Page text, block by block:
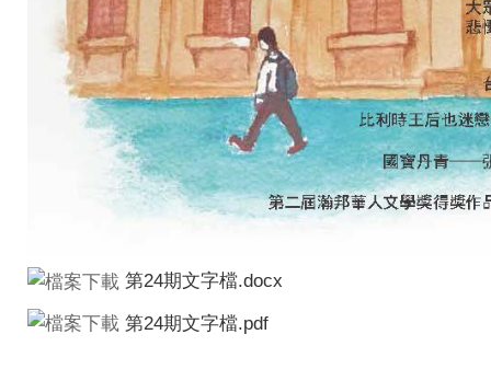
第24期文字檔.docx
第24期文字檔.pdf